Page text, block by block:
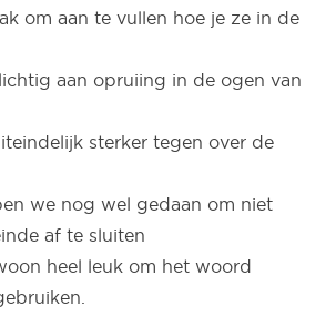
om aan te vullen hoe je ze in de
aan opruiing in de ogen van
sterker tegen over de
we nog wel gedaan om niet
af te sluiten
heel leuk om het woord